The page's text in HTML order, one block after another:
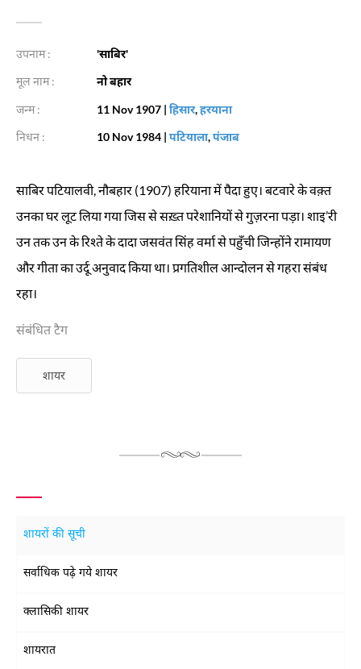
उपनाम : 'साबिर'
मूल नाम : नो बहार
जन्म : 11 Nov 1907 | हिसार,हरयाना
निधन : 10 Nov 1984 | पटियाला,पंजाब
साबिर पटियालवी, नौबहार (1907) हरियाना में पैदा हुए। बटवारे के वक़्त
उनका घर लूट लिया गया जिस से सख़्त परेशानियों से गुज़रना पड़ा। शाइ’री
उन तक उन के रिश्ते के दादा जसवंत सिंह वर्मा से पहुँची जिन्होंने रामायण
और गीता का उर्दू अनुवाद किया था। प्रगतिशील आन्दोलन से गहरा संबंध
रहा।
संबंधित टैग
शायर
शायरों की सूची
सर्वाधिक पढ़े गये शायर
क्लासिकी शायर
शायरात